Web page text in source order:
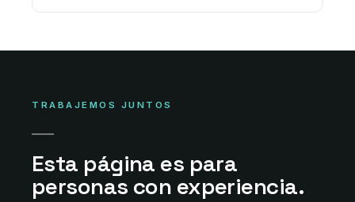
TRABAJEMOS JUNTOS
Esta página es para
personas con experiencia.